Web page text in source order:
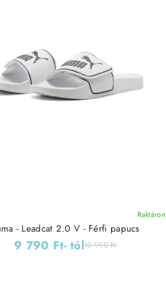
Raktáron
- Leadcat 2.0 V - Férfi papucs
9 790 Ft- tól13 990 Ft